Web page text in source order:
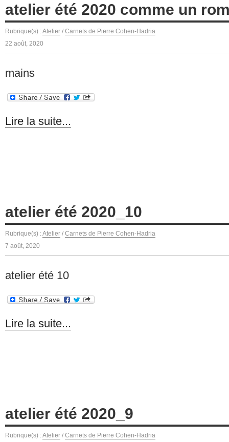
atelier été 2020 comme un
Rubrique(s) :Atelier / Carnets de Pierre Cohen-Hadria
22 août, 2020
mains
Lire la suite...
atelier été 2020_10
Rubrique(s) :Atelier / Carnets de Pierre Cohen-Hadria
7 août, 2020
atelier été 10
Lire la suite...
atelier été 2020_9
Rubrique(s) :Atelier / Carnets de Pierre Cohen-Hadria